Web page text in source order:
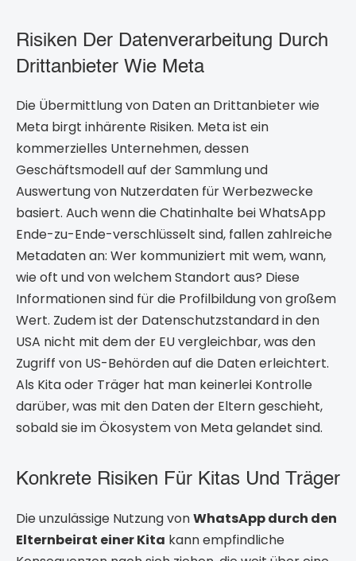
Risiken Der Datenverarbeitung Durch
Drittanbieter Wie Meta
Die Übermittlung von Daten an Drittanbieter wie
Meta birgt inhärente Risiken. Meta ist ein
kommerzielles Unternehmen, dessen
Geschäftsmodell auf der Sammlung und
Auswertung von Nutzerdaten für Werbezwecke
basiert. Auch wenn die Chatinhalte bei WhatsApp
Ende-zu-Ende-verschlüsselt sind, fallen zahlreiche
Metadaten an: Wer kommuniziert mit wem, wann,
wie oft und von welchem Standort aus? Diese
Informationen sind für die Profilbildung von großem
Wert. Zudem ist der Datenschutzstandard in den
USA nicht mit dem der EU vergleichbar, was den
Zugriff von US-Behörden auf die Daten erleichtert.
Als Kita oder Träger hat man keinerlei Kontrolle
darüber, was mit den Daten der Eltern geschieht,
sobald sie im Ökosystem von Meta gelandet sind.
Konkrete Risiken Für Kitas Und Träger
Die unzulässige Nutzung vonWhatsApp durch den
Elternbeirat einer Kita kann empfindliche